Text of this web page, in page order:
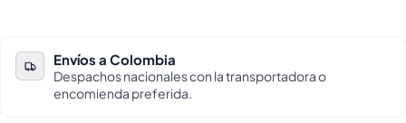
Envíos a Colombia
Despachos nacionales con la transportadora o
encomienda preferida.